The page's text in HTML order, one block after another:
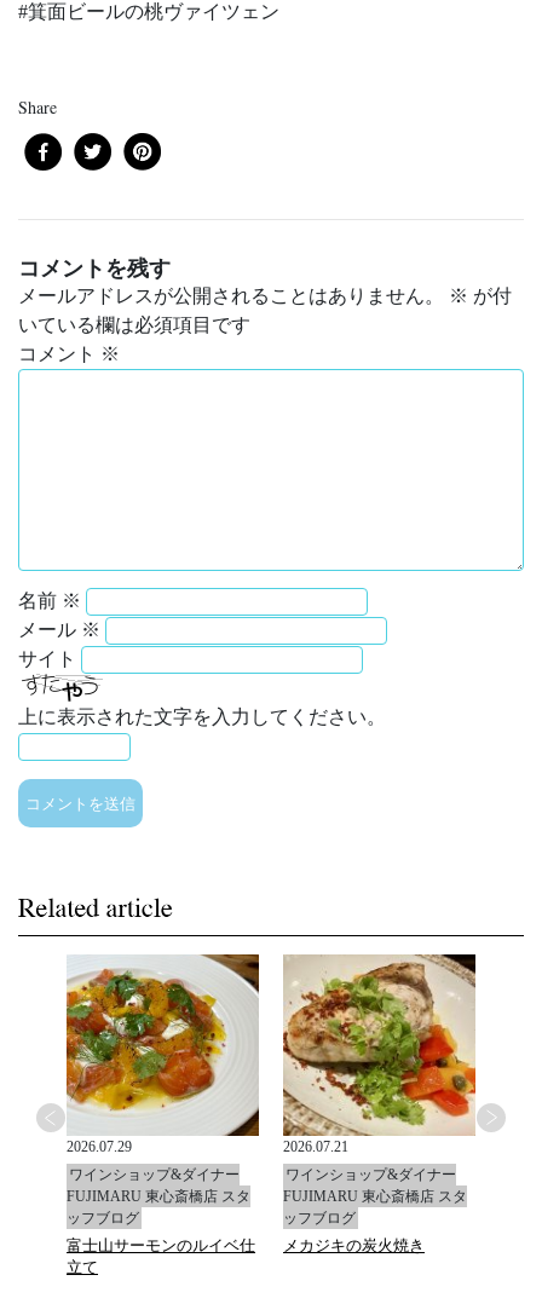
#箕面ビールの桃ヴァイツェン
Share
コメントを残す
メールアドレスが公開されることはありません。 ※ が付
いている欄は必須項目です
コメント ※
名前 ※
メール ※
サイト
上に表示された文字を入力してください。
2026.07.29
ワインショップ&ダイナー
FUJIMARU 東心斎橋店 スタ
ッフブログ
富士山サーモンのルイベ仕
立て
2026.07.21
ワインショップ&ダイナー
FUJIMARU 東心斎橋店 スタ
ッフブログ
メカジキの炭火焼き